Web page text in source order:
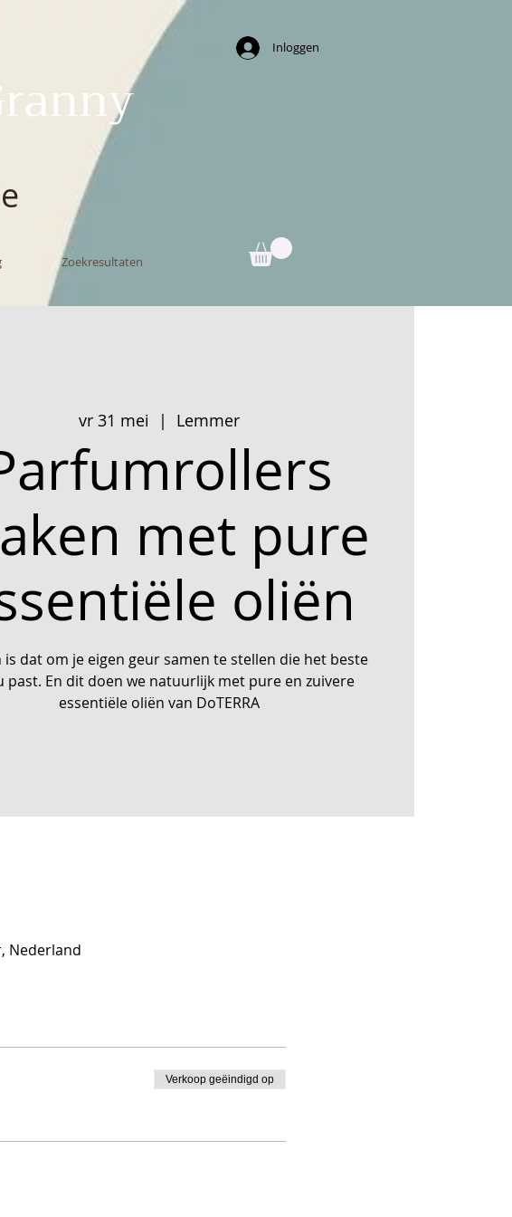
Inloggen
Zoekresultaten
vr 31 mei
  |
Lemmer
met pure
oliën
is dat om je eigen geur samen te stellen die het beste
past. En dit doen we natuurlijk met pure en zuivere
essentiële oliën van DoTERRA
Nederland
Verkoop geëindigd op